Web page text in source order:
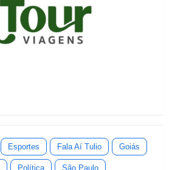
Esportes Fala Aí Tulio Goiás
Política São Paulo